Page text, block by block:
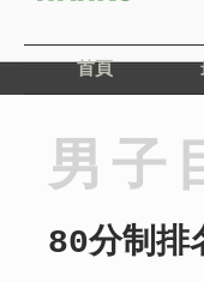
男子
80分制排
首頁